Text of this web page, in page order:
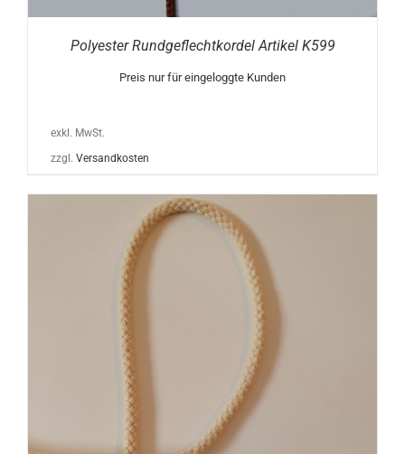
Polyester Rundgeflechtkordel Artikel K599
Preis nur für eingeloggte Kunden
exkl. MwSt.
zzgl. Versandkosten